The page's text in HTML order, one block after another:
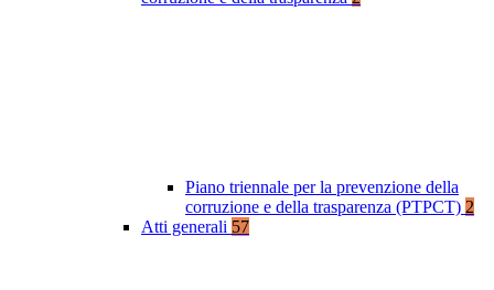
Piano triennale per la prevenzione della
corruzione e della trasparenza (PTPCT) 2
Atti generali 57